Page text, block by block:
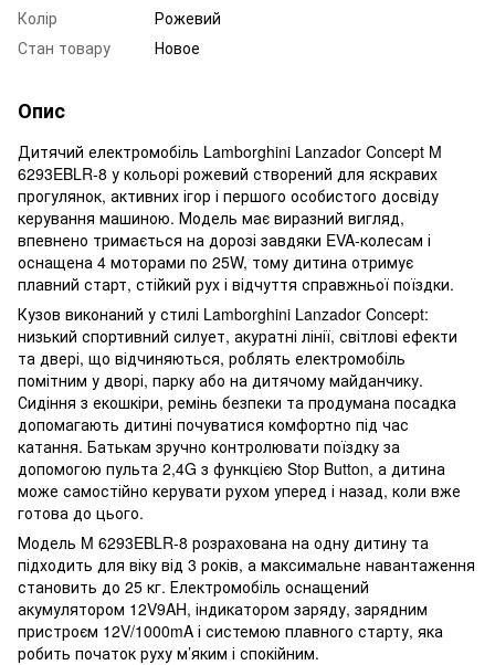
Колір
Рожевий
Стан товару
Новое
Опис
Дитячий електромобіль Lamborghini Lanzador Concept M
6293EBLR-8 у кольорі рожевий створений для яскравих
прогулянок, активних ігор і першого особистого досвіду
керування машиною. Модель має виразний вигляд,
впевнено тримається на дорозі завдяки EVA-колесам і
оснащена 4 моторами по 25W, тому дитина отримує
плавний старт, стійкий рух і відчуття справжньої поїздки.
Кузов виконаний у стилі Lamborghini Lanzador Concept:
низький спортивний силует, акуратні лінії, світлові ефекти
та двері, що відчиняються, роблять електромобіль
помітним у дворі, парку або на дитячому майданчику.
Сидіння з екошкіри, ремінь безпеки та продумана посадка
допомагають дитині почуватися комфортно під час
катання. Батькам зручно контролювати поїздку за
допомогою пульта 2,4G з функцією Stop Button, а дитина
може самостійно керувати рухом уперед і назад, коли вже
готова до цього.
Модель M 6293EBLR-8 розрахована на одну дитину та
підходить для віку від 3 років, а максимальне навантаження
становить до 25 кг. Електромобіль оснащений
акумулятором 12V9AH, індикатором заряду, зарядним
пристроєм 12V/1000mA і системою плавного старту, яка
робить початок руху м’яким і спокійним.